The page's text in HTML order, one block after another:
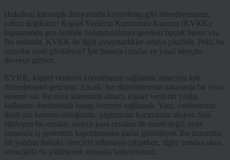
Hukukun karmaşık dünyasında kaybolmuş gibi hissediyorsanız,
yalnız değilsiniz! Kişisel Verilerin Korunması Kanunu (KVKK)
kapsamında göz önünde bulundurulması gereken birçok husus var.
Bu noktada, KVKK ile ilgili uyuşmazlıklar ortaya çıkabilir. Peki, bu
sorunlar nasıl çözülüyor? İşte burada cezalar ve yasal süreçler
devreye giriyor.
KVKK, kişisel verilerin korunmasını sağlamak amacıyla katı
düzenlemeler getiriyor. Ancak, her düzenlemenin arkasında bir ceza
sistemi var. Bu ceza sisteminin amacı, kişisel verilerin yanlış
kullanımı durumunda hesap vermeyi sağlamak. Yani, verilerinizin
ihlali söz konusu olduğunda, yaptırımlar kaçınılmaz oluyor. Sizi
etkileyen bu cezalar, sadece para cezaları ile sınırlı değil; aynı
zamanda iş yerlerinin kapatılmasına kadar gidebiliyor. Bu durumda,
bir yandan hukuki süreçleri anlamaya çalışırken, diğer yandan olası
sonuçlarla da yüzleşmek zorunda kalıyorsunuz.